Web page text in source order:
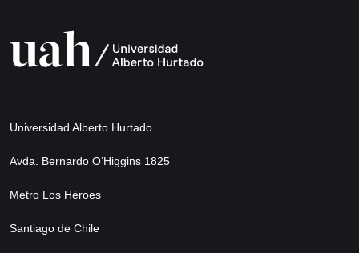
Universidad Alberto Hurtado
Avda. Bernardo O’Higgins 1825
Metro Los Héroes
Santiago de Chile